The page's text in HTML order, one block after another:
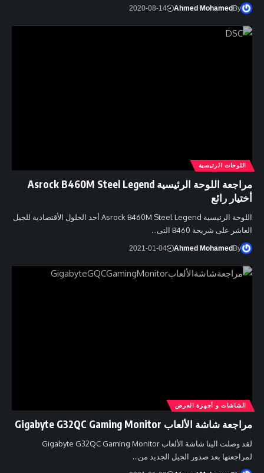
By
Ahmed Mohamed
2020-08-14
اللوحات الرئيسية
مراجعة اللوحة الرئيسية Asrock B460M Steel Legend
أختيار رائع
اللوحة الرئيسية Asrock B460M Steel Legend أحد الحلول الأقتصادية للجيل
العاشر على شريحة B460 التى…
By
Ahmed Mohamed
2021-01-04
الشاشات و أجهزة العرض
مراجعة شاشة الألعاب Gigabyte G32QC Gaming Monitor
لقد وصلت الينا شاشة الألعاب Gigabyte G32QC Gaming Monitor
لمراجعتها بعد صدور الجيل الجديد من…